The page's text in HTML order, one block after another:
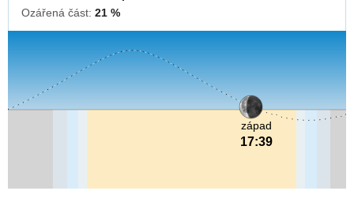
Ozářená část: 21 %
západ
17:39